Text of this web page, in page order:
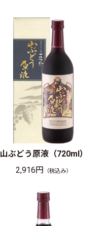
山ぶどう原液（720ml）
2,916円 （税込み）